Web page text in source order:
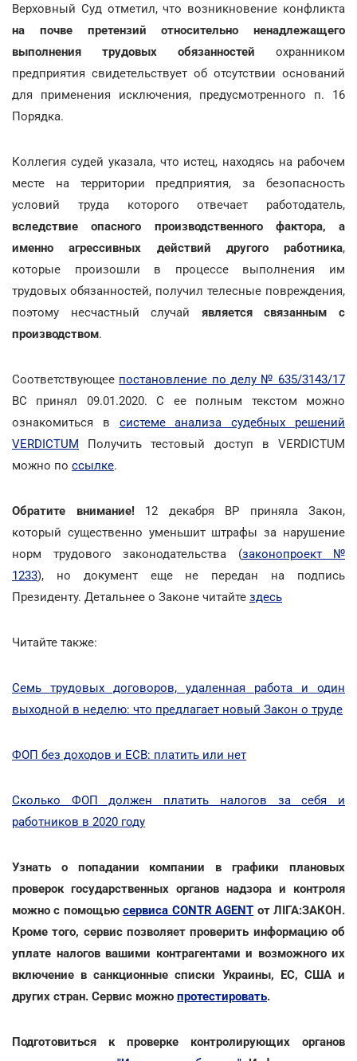
Верховный Суд отметил, что возникновение конфликта
на почве претензий относительно
ненадлежащего
выполнения трудовых обязанностей охранником
предприятия свидетельствует об отсутствии оснований
для применения исключения, предусмотренного п. 16
Порядка.
Коллегия судей указала, что истец, находясь на рабочем
месте на территории предприятия, за безопасность
условий труда которого отвечает работодатель,
вследствие опасного производственного фактора, а
именно агрессивных действий другого работника,
которые произошли в процессе выполнения им
трудовых обязанностей, получил телесные повреждения,
поэтому несчастный случай является связанным с
производством.
Соответствующее постановление по делу № 635/3143/17
ВС принял 09.01.2020. С ее полным текстом можно
ознакомиться в системе анализа судебных решений
VERDICTUM Получить тестовый доступ в VERDICTUM
можно по ссылке.
Обратите внимание! 12 декабря ВР приняла Закон,
который существенно уменьшит штрафы за нарушение
норм трудового законодательства (законопроект №
1233), но документ еще не передан на подпись
Президенту. Детальнее о Законе читайте здесь
Читайте также:
Семь трудовых договоров, удаленная работа и один
выходной в неделю: что предлагает новый Закон о труде
ФОП без доходов и ЕСВ: платить или нет
Сколько ФОП должен платить налогов за себя и
работников в 2020 году
Узнать о попадании компании в графики плановых
проверок государственных органов надзора и контроля
можно с помощьюсервиса CONTR AGENT от ЛІГА:ЗАКОН.
Кроме того, сервис позволяет проверить информацию об
уплате налогов вашими контрагентами и возможного их
включение в санкционные списки Украины, ЕС, США и
других стран. Сервис можно протестировать.
Подготовиться к проверке контролирующих органов